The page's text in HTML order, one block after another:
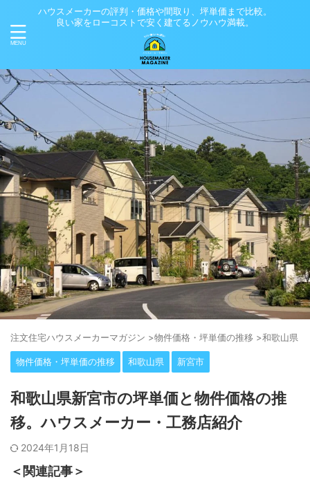
ハウスメーカーの評判・価格や間取り、坪単価まで比較。
良い家をローコストで安く建てるノウハウ満載。
注⽂住宅ハウスメーカーマガジン >物件価格・坪単価の推移 >和歌山県
物件価格・坪単価の推移 和歌山県 新宮市
和歌山県新宮市の坪単価と物件価格の推
移。ハウスメーカー・工務店紹介
2024年1月18日
＜関連記事＞